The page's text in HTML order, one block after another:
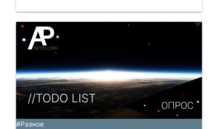
//TODO LIST
#Разное